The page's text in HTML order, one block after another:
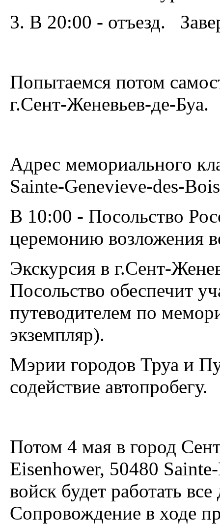
3. В 20:00 - отъезд.
Попытаемся потом
г.Сент-Женевьев-де-Буа.
Адрес мемориального
Sainte-Genevieve-des-
В 10:00 - Посольство
церемонию возложения
Экскурсия в г.Сент-
Посольство обеспечит
путеводителем по
экземпляр).
Мэрии городов Труа и
содействие автопробегу.
Потом 4 мая в город
Eisenhower, 50480
войск будет работать
Сопровождение в ходе